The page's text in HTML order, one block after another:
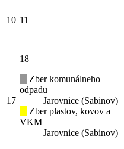
10 11
17
18
Zber komunálneho
odpadu
Jarovnice (Sabinov)
Zber plastov, kovov a
VKM
Jarovnice (Sabinov)